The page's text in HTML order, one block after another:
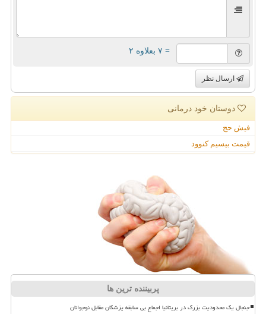
= ۷ بعلاوه ۲
ارسال نظر
دوستان خود درمانی
فیش حج
قیمت بیسیم کنوود
پربیننده ترین ها
جنجال یک محدودیت بزرگ در بریتانیا اجماع بی سابقه پزشکان مقابل نوجوانان